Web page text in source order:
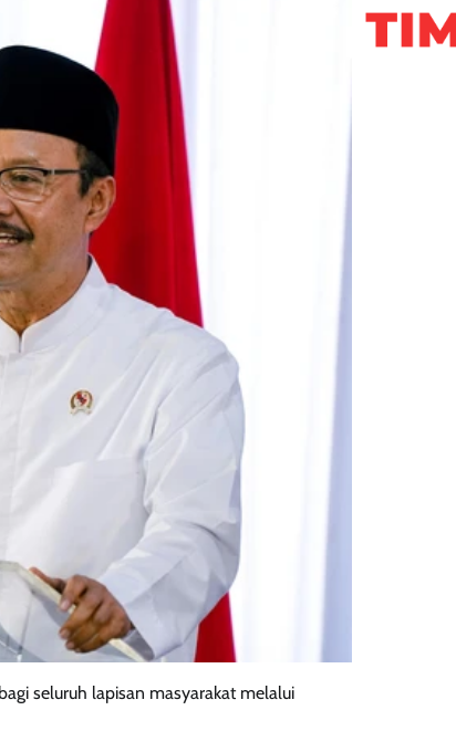
seluruh lapisan masyarakat melalui